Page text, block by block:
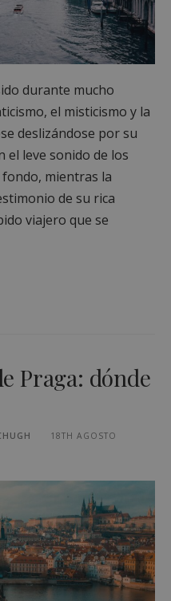
durante mucho
el misticismo y la
deslizándose por su
el leve sonido de los
mientras la
de su rica
viajero que se
Praga: dónde
18TH AGOSTO